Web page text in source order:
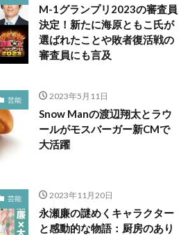
M-1グランプリ2023の審査員
決定！新たに海原ともこ氏が
選ばれたことや敗者復活戦の
審査員にも言及
芸能 2023年5月11日
Snow Manの渡辺翔太とラウ
ールがモスバーガー新CMで
大活躍
芸能 2023年11月20日
永瀬廉の謎めくキャラクター
と感動的な物語：厨房のあり